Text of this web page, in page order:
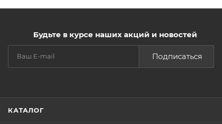
Будьте в курсе наших акций и новостей
Подписаться
КАТАЛОГ